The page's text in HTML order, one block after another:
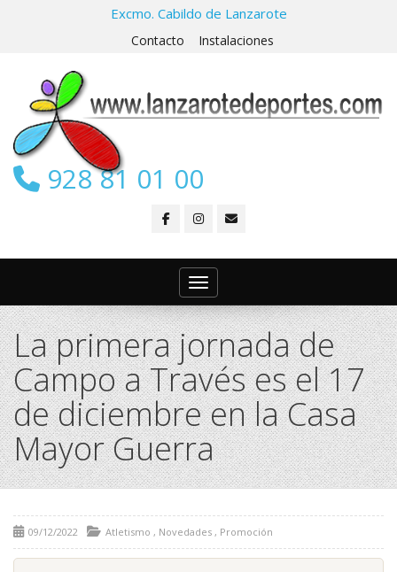
Excmo. Cabildo de Lanzarote
Contacto Instalaciones
928 81 01 00
Toggle navigation
La primera jornada de
Campo a Través es el 17
de diciembre en la Casa
Mayor Guerra
09/12/2022 Atletismo , Novedades , Promoción